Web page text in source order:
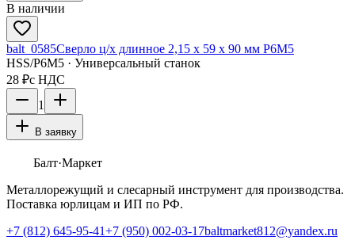
В наличии
balt_0585Сверло ц/х длинное 2,15 х 59 х 90 мм Р6М5
HSS/Р6М5 · Универсальный станок
28 ₽с НДС
1
В заявку
Балт·Маркет
Металлорежущий и слесарный инструмент для производства.
Поставка юрлицам и ИП по РФ.
+7 (812) 645-95-41+7 (950) 002-03-17baltmarket812@yandex.ru